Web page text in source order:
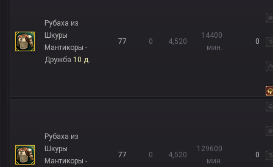
Рубаха из
Шкуры
Мантикоры -
Дружба 10 д.
77 0 4,520
14400
мин.
0
Рубаха из
Шкуры
Мантикоры -
77 0 4,520
129600
мин.
0